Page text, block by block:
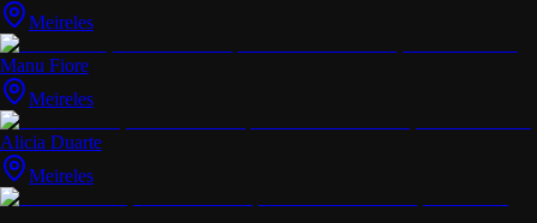
Meireles
Manu Fiore
Meireles
Alicia Duarte
Meireles